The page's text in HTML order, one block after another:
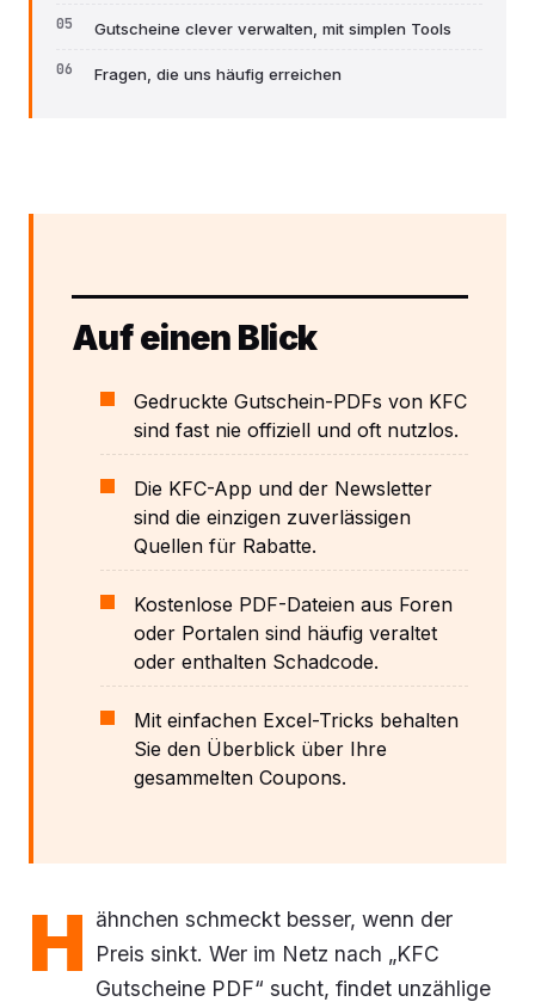
Gutscheine clever verwalten, mit simplen Tools
Fragen, die uns häufig erreichen
Auf einen Blick
Gedruckte Gutschein-PDFs von KFC
sind fast nie offiziell und oft nutzlos.
Die KFC-App und der Newsletter
sind die einzigen zuverlässigen
Quellen für Rabatte.
Kostenlose PDF-Dateien aus Foren
oder Portalen sind häufig veraltet
oder enthalten Schadcode.
Mit einfachen Excel-Tricks behalten
Sie den Überblick über Ihre
gesammelten Coupons.
H ähnchen schmeckt besser, wenn der
Preis sinkt. Wer im Netz nach „KFC
Gutscheine PDF“ sucht, findet unzählige